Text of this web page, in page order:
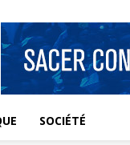
SOCIÉTÉ